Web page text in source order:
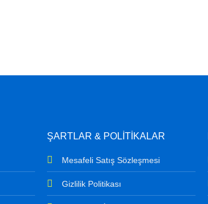
ŞARTLAR & POLİTİKALAR
Mesafeli Satış Sözleşmesi
Gizlilik Politikası